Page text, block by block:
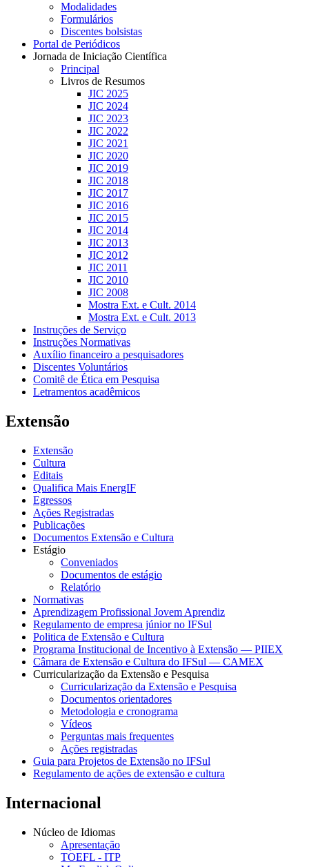
Modalidades
Formulários
Discentes bolsistas
Portal de Periódicos
Jornada de Iniciação Científica
Principal
Livros de Resumos
JIC 2025
JIC 2024
JIC 2023
JIC 2022
JIC 2021
JIC 2020
JIC 2019
JIC 2018
JIC 2017
JIC 2016
JIC 2015
JIC 2014
JIC 2013
JIC 2012
JIC 2011
JIC 2010
JIC 2008
Mostra Ext. e Cult. 2014
Mostra Ext. e Cult. 2013
Instruções de Serviço
Instruções Normativas
Auxílio financeiro a pesquisadores
Discentes Voluntários
Comitê de Ética em Pesquisa
Letramentos acadêmicos
Extensão
Extensão
Cultura
Editais
Qualifica Mais EnergIF
Egressos
Ações Registradas
Publicações
Documentos Extensão e Cultura
Estágio
Conveniados
Documentos de estágio
Relatório
Normativas
Aprendizagem Profissional Jovem Aprendiz
Regulamento de empresa júnior no IFSul
Politica de Extensão e Cultura
Programa Institucional de Incentivo à Extensão — PIIEX
Câmara de Extensão e Cultura do IFSul — CAMEX
Curricularização da Extensão e Pesquisa
Curricularização da Extensão e Pesquisa
Documentos orientadores
Metodologia e cronograma
Vídeos
Perguntas mais frequentes
Ações registradas
Guia para Projetos de Extensão no IFSul
Regulamento de ações de extensão e cultura
Internacional
Núcleo de Idiomas
Apresentação
TOEFL - ITP